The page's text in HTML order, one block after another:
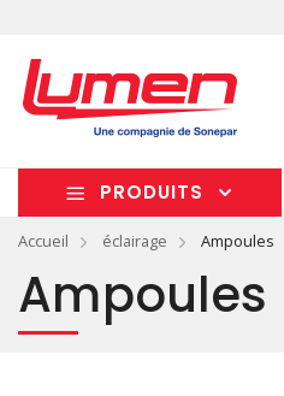
PRODUITS
Accueil éclairage Ampoules
Ampoules